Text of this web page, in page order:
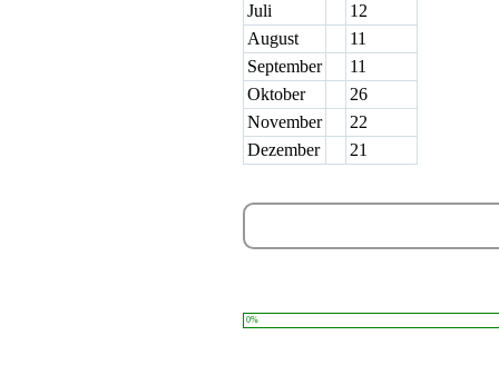
Juli
12
August
11
September
11
Oktober
26
November
22
Dezember
21
0%